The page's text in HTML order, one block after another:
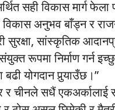
सही विकास मार्ग
अनुभव बाँड्न र
सुरक्षा, सांस्कृतिक
रूपमा निर्माण
बढी योगदान पुर्‍याउँछ।”
र चीनले सधैं